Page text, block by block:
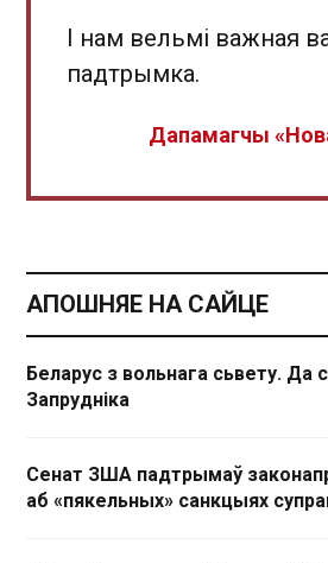
І нам вельмі важная
падтрымка.
Дапамагчы
АПОШНЯЕ НА САЙЦЕ
Беларус з вольнага сьвету. Да
Запрудніка
Сенат ЗША падтрымаў
аб «пякельных» санкцыях